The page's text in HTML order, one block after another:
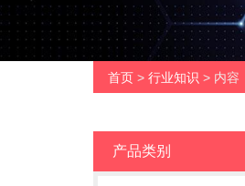
首页 > 行业知识 > 内容
产品类别